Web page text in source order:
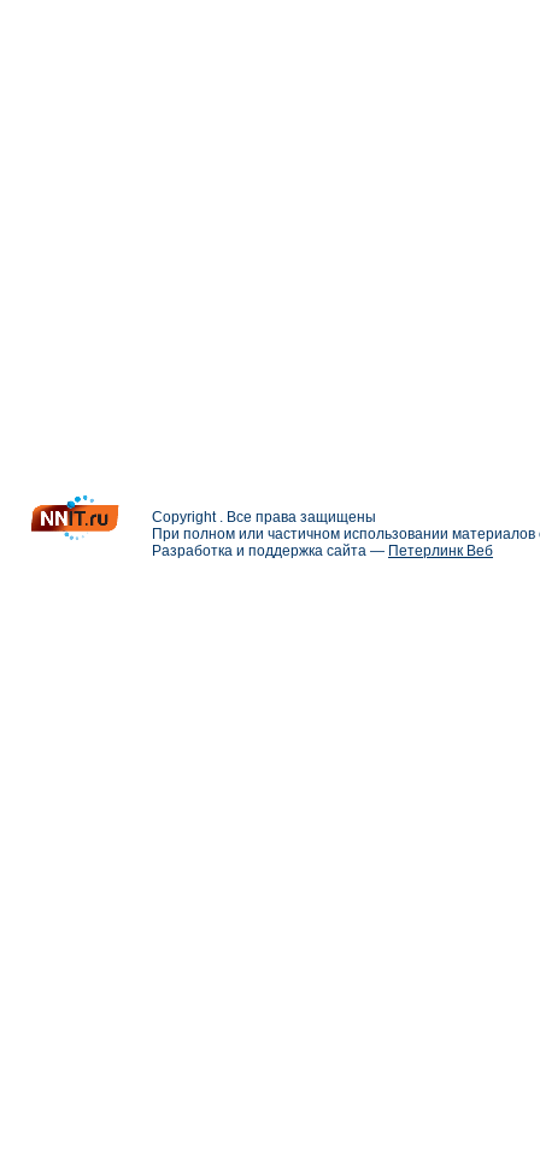
Copyright . Все права защищены
При полном или частичном использовании
Разработка и поддержка сайта — Петерлинк Веб